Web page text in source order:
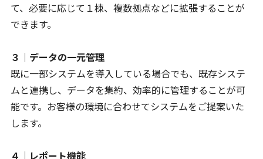
て、必要に応じて１棟、複数拠点などに拡張することが
できます。
３｜データの一元管理
既に一部システムを導入している場合でも、既存システ
ムと連携し、データを集約、効率的に管理することが可
能です。お客様の環境に合わせてシステムをご提案いた
します。
４｜レポート機能